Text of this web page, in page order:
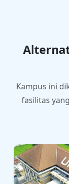
Kampus ini
fasilitas